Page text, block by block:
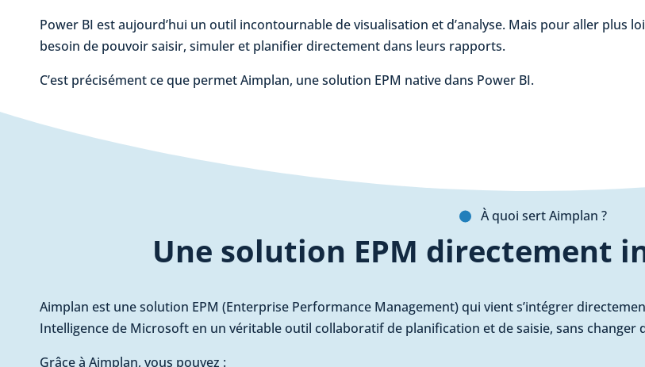
Power BI est aujourd’hui un outil incontournable de visualisation et d’analyse. Mais pour aller plus
besoin de pouvoir saisir, simuler et planifier directement dans leurs rapports.
C’est précisément ce que permet Aimplan, une solution EPM native dans Power BI.
À quoi sert Aimplan ?
Une solution EPM directement
Aimplan est une solution EPM (Enterprise Performance Management) qui vient s’intégrer
Intelligence de Microsoft en un véritable outil collaboratif de planification et de saisie, sans changer
Grâce à Aimplan, vous pouvez :